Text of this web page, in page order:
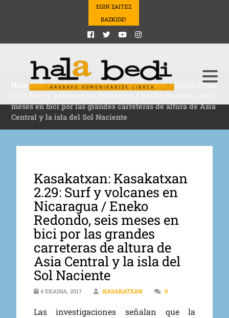
EGIN ZAITEZ
BAZKIDE!
Hala Bedi>Podcasts>Kultura>kasakatxan> Kasakatxan
meses en bici por las grandes carreteras de altura de Asia
Central y la isla del Sol Naciente
Kasakatxan: Kasakatxan
2.29: Surf y volcanes en
Nicaragua / Eneko
Redondo, seis meses en
bici por las grandes
carreteras de altura de
Asia Central y la isla del
Sol Naciente
4 EKAINA, 2017 KASAKATXAN 0
Las investigaciones señalan que la